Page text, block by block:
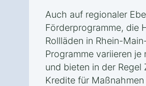
Auch auf regionaler
Förderprogramme, die
Rollläden in Rhein-
Programme variieren
und bieten in der
Kredite für